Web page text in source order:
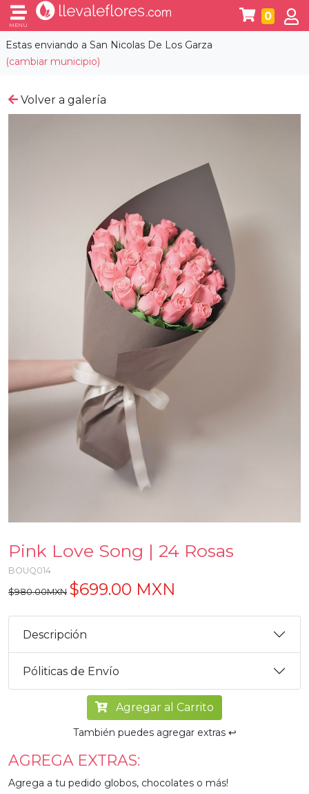
Estas enviando a San Nicolas De Los Garza
(cambiar municipio)
MENÚ
0
Volver a galería
Pink Love Song | 24 Rosas
BOUQ014
$980.00MXN $699.00 MXN
Descripción
Póliticas de Envío
Agregar al Carrito
También puedes agregar extras ↩️
AGREGA EXTRAS:
Agrega a tu pedido globos, chocolates o más!